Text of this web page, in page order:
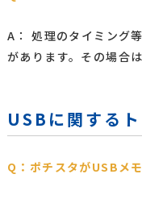
A： 処理のタイミング
があります。その場合
USBに関する
Q：ポチスタがUSBメ